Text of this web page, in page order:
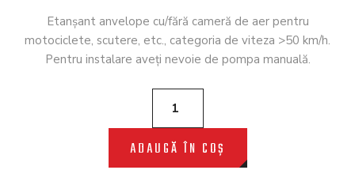
Etanşant anvelope cu/fără cameră de aer pentru
motociclete, scutere, etc., categoria de viteza >50 km/h.
Pentru instalare aveţi nevoie de pompa manuală.
ADAUGĂ ÎN COȘ